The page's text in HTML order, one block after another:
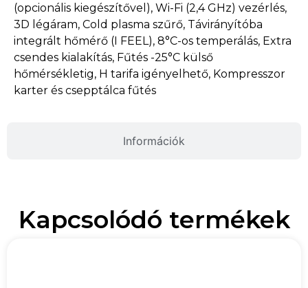
Információk
(opcionális kiegészítővel), Wi-Fi (2,4 GHz) vezérlés,
3D légáram, Cold plasma szűrő, Távirányítóba
integrált hőmérő (I FEEL), 8°C-os temperálás, Extra
csendes kialakítás, Fűtés -25°C külső
hőmérsékletig, H tarifa igényelhető, Kompresszor
karter és csepptálca fűtés
Kapcsolódó termékek